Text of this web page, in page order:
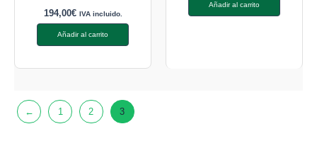
194,00€ IVA incluido.
Añadir al carrito
Añadir al carrito
← 1 2 3